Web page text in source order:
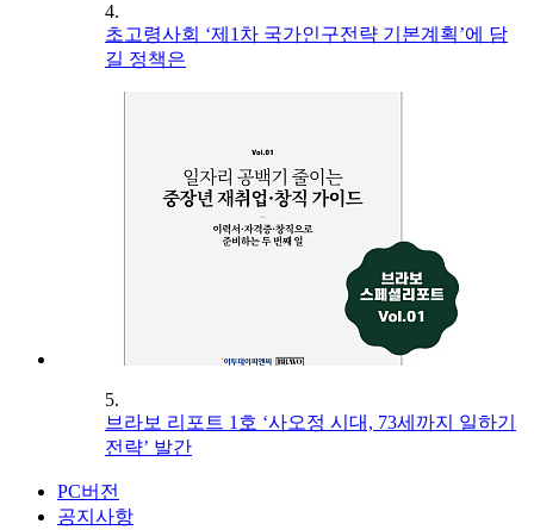
4.
초고령사회 ‘제1차 국가인구전략 기본계획’에 담
길 정책은
5.
브라보 리포트 1호 ‘사오정 시대, 73세까지 일하기
전략’ 발간
PC버전
공지사항